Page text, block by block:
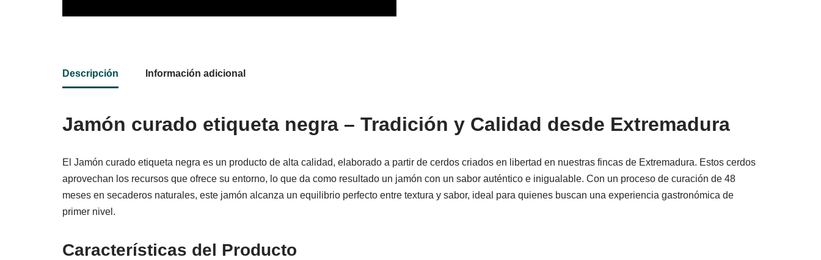
Descripción Información adicional
Jamón curado etiqueta negra – Tradición y Calidad desde Extremadura
El Jamón curado etiqueta negra es un producto de alta calidad, elaborado a partir de cerdos criados en libertad en nuestras fincas de Extremadura. Estos cerdos
aprovechan los recursos que ofrece su entorno, lo que da como resultado un jamón con un sabor auténtico e inigualable. Con un proceso de curación de 48
meses en secaderos naturales, este jamón alcanza un equilibrio perfecto entre textura y sabor, ideal para quienes buscan una experiencia gastronómica de
primer nivel.
Características del Producto